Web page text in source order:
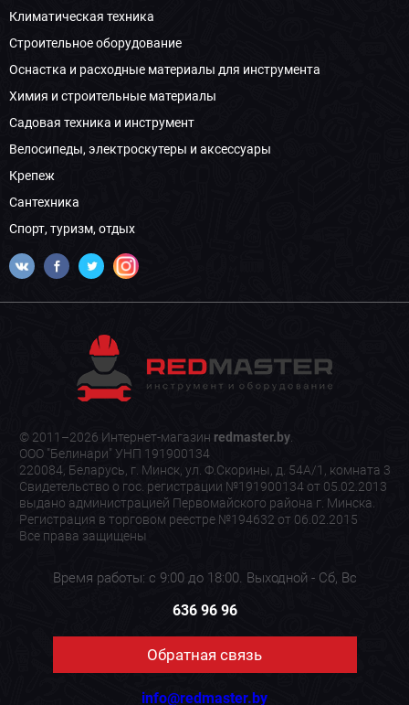
Климатическая техника
Строительное оборудование
Оснастка и расходные материалы для инструмента
Химия и строительные материалы
Садовая техника и инструмент
Велосипеды, электроскутеры и аксессуары
Крепеж
Сантехника
Спорт, туризм, отдых
© 2011–2026 Интернет-магазин redmaster.by.
ООО "Белинари" УНП 191900134
220084, Беларусь, г. Минск, ул. Ф.Скорины, д. 54А/1, комната 3
Свидетельство о гос. регистрации №191900134 от 05.02.2013
выдано администрацией Первомайского района г. Минска.
Регистрация в торговом реестре №194632 от 06.02.2015
Все права защищены
Время работы: с 9:00 до 18:00. Выходной - Сб, Вс
636 96 96
Обратная связь
info@redmaster.by